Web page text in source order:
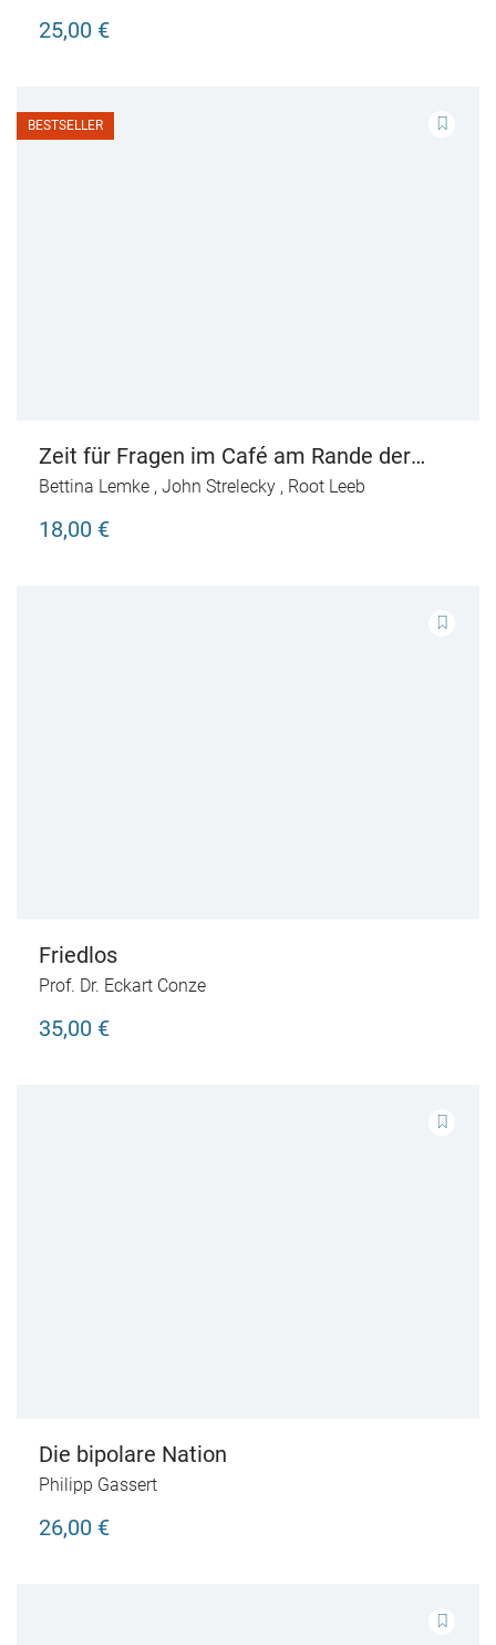
25,00 €
BESTSELLER
Zeit für Fragen im Café am Rande der
Welt
Bettina Lemke , John Strelecky , Root Leeb
18,00 €
Friedlos
Prof. Dr. Eckart Conze
35,00 €
Die bipolare Nation
Philipp Gassert
26,00 €